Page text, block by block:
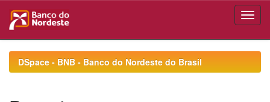
navigationDSpace - BNB - Banco do Nordeste do Brasil